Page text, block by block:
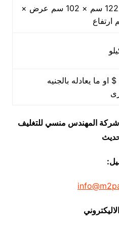
طول 122 سم × 102 سم عرض ×
1500 $ او ما يعادله بالجنيه
شركة المهندس منسي للتغليف